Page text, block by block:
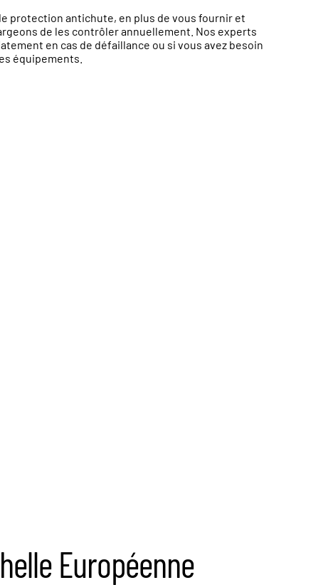
protection antichute, en plus de vous fournir et
de les contrôler annuellement. Nos experts
en cas de défaillance ou si vous avez besoin
équipements.
Européenne